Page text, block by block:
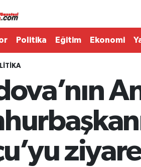
Politika Eğitim Ekonomi
ve Fikstür